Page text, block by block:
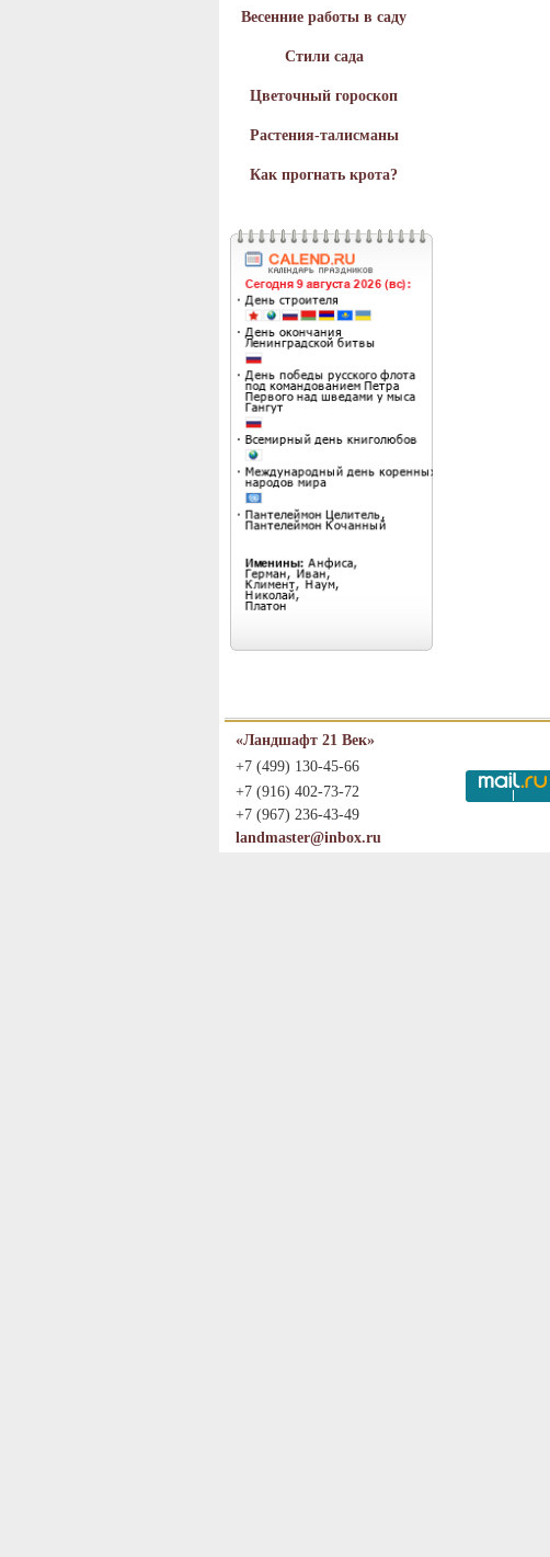
Весенние работы в саду
Стили сада
Цветочный гороскоп
Растения-талисманы
Как прогнать крота?
«Ландшафт 21 Век»
+7 (499) 130-45-66
+7 (916) 402-73-72
+7 (967) 236-43-49
landmaster@inbox.ru